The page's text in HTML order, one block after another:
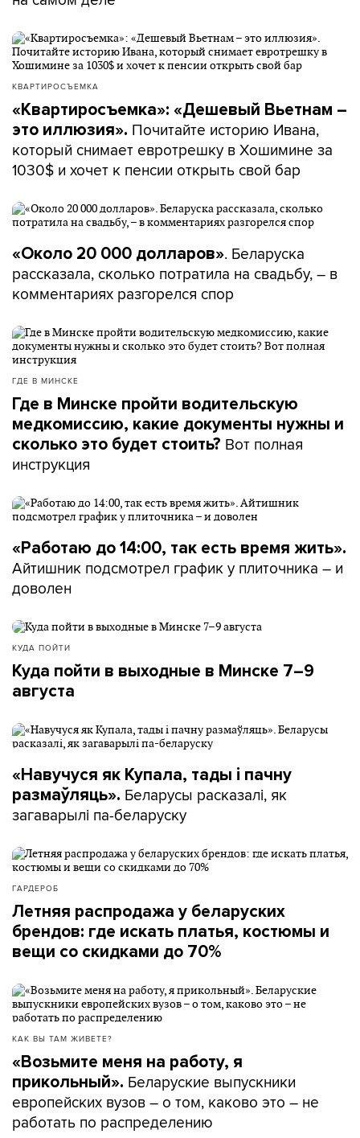
КВАРТИРОСЪЕМКА
«Квартиросъемка»: «Дешевый Вьетнам –
это иллюзия». Почитайте историю Ивана,
который снимает евротрешку в Хошимине за
1030$ и хочет к пенсии открыть свой бар
«Около 20 000 долларов». Беларуска
рассказала, сколько потратила на свадьбу, – в
комментариях разгорелся спор
ГДЕ В МИНСКЕ
Где в Минске пройти водительскую
медкомиссию, какие документы нужны и
сколько это будет стоить? Вот полная
инструкция
«Работаю до 14:00, так есть время жить».
Айтишник подсмотрел график у плиточника – и
доволен
КУДА ПОЙТИ
Куда пойти в выходные в Минске 7–9
августа
«Навучуся як Купала, тады і пачну
размаўляць». Беларусы расказалі, як
загаварылі па-беларуску
ГАРДЕРОБ
Летняя распродажа у беларуских
брендов: где искать платья, костюмы и
вещи со скидками до 70%
КАК ВЫ ТАМ ЖИВЕТЕ?
«Возьмите меня на работу, я
прикольный». Беларуские выпускники
европейских вузов – о том, каково это – не
работать по распределению